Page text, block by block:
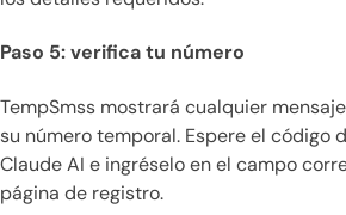
Paso 5: verifica tu número
TempSmss mostrará cualquier
su número temporal. Espere el código
Claude AI e ingréselo en el campo
página de registro.